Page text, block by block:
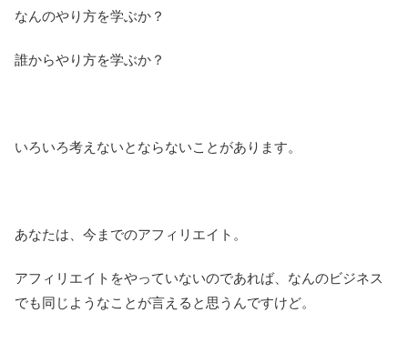
なんのやり方を学ぶか？
誰からやり方を学ぶか？
いろいろ考えないとならないことがあります。
あなたは、今までのアフィリエイト。
アフィリエイトをやっていないのであれば、なんのビジネス
でも同じようなことが言えると思うんですけど。